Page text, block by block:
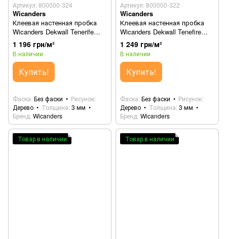
Артикул: 800000-324
Wicanders
Клеевая настенная пробка
Wicanders Dekwall Tenerife
Natural RY43001
1 196 грн/м²
В наличии
Купить!
Фаска Без фаски
Рисунок
Дерево
Толщина 3 мм
Бренд Wicanders
Артикул: 800000-322
Wicanders
Клеевая настенная пробка
Wicanders Dekwall Tenefire
Red RY39002
1 249 грн/м²
В наличии
Купить!
Фаска Без фаски
Рисунок
Дерево
Толщина 3 мм
Бренд Wicanders
Товар в наличии Товар в наличии